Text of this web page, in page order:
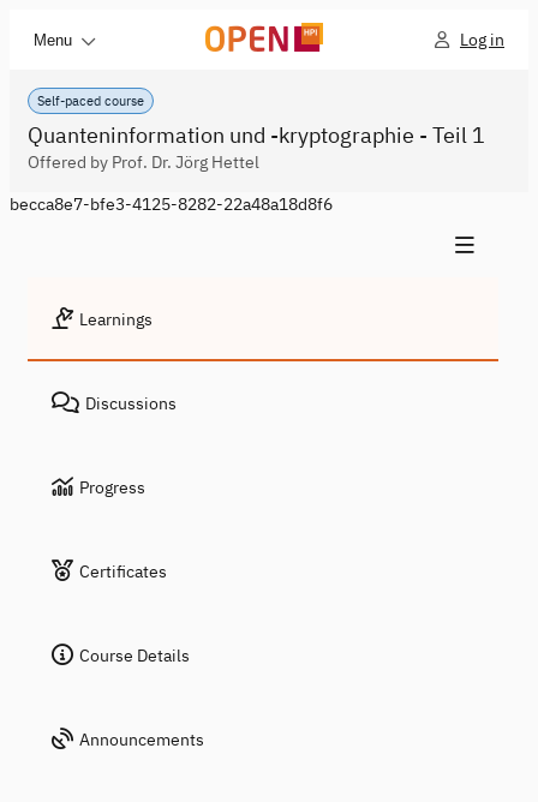
Menu Log in
Self-paced course
Quanteninformation und -kryptographie - Teil 1
Offered by Prof. Dr. Jörg Hettel
becca8e7-bfe3-4125-8282-22a48a18d8f6
Learnings
Discussions
Progress
Certificates
Course Details
Announcements